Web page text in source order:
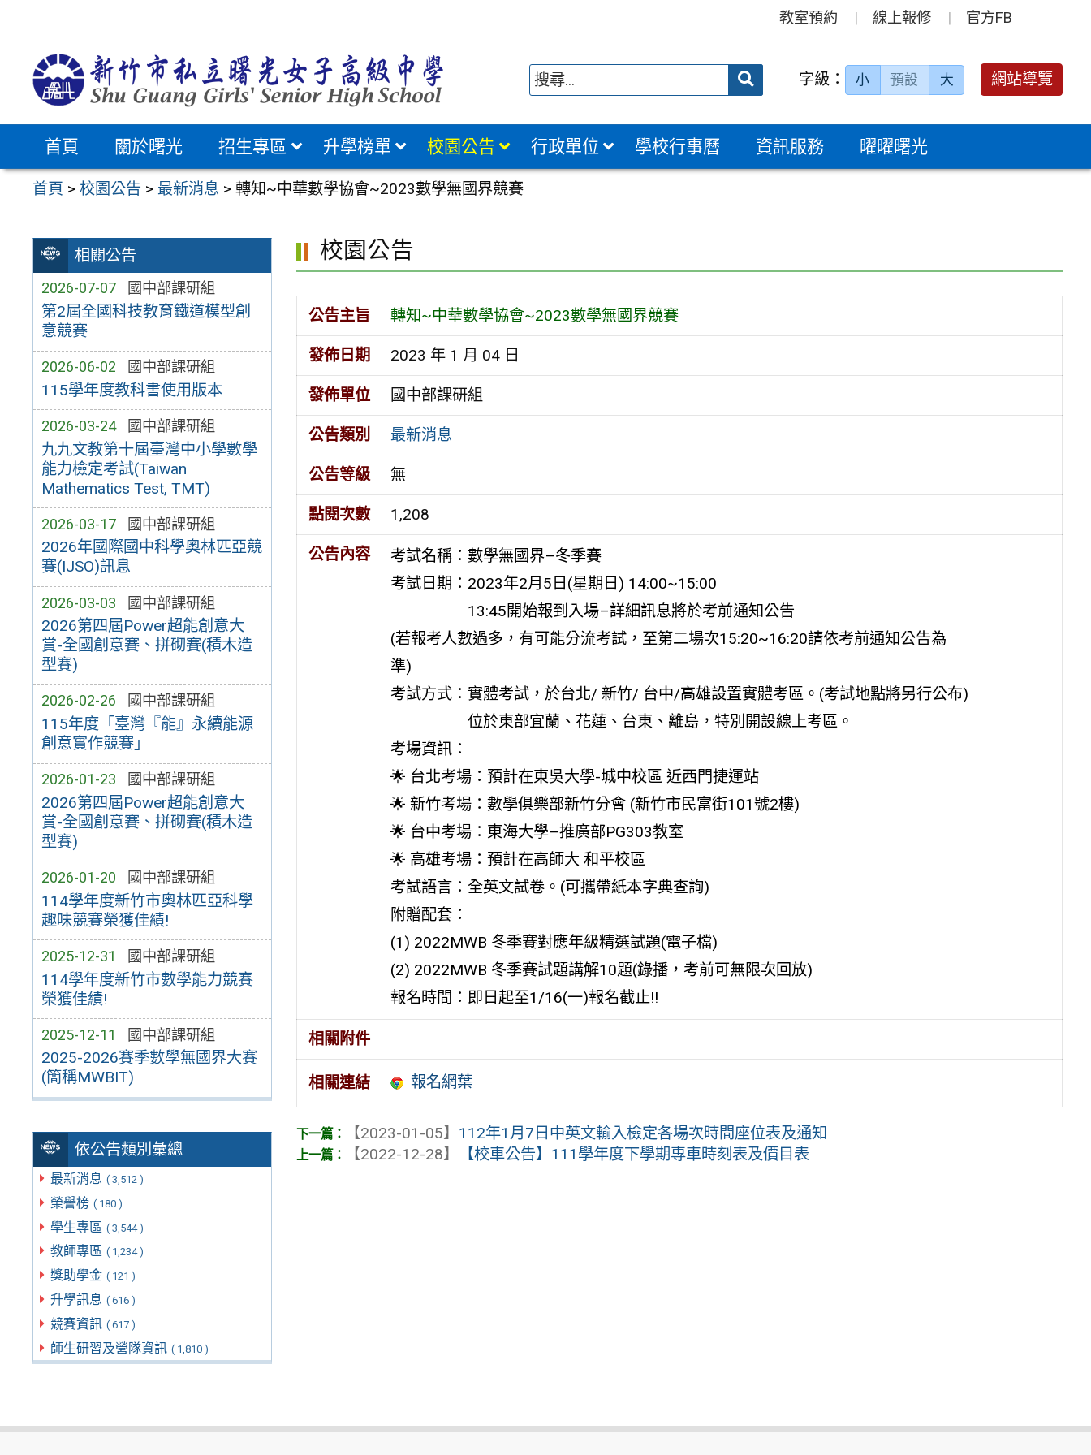
教室預約 線上報修 官方FB
送出 字級： 小 預設 大 網站導覽
首頁 關於曙光 招生專區 升學榜單 校園公告 行政單位 學校行事曆 資訊服務 曜曜曙光
首頁 >校園公告 > 最新消息 >轉知~中華數學協會~2023數學無國界競賽
相關公告
2026-07-07 國中部課研組
第2屆全國科技教育鐵道模型創
意競賽
2026-06-02 國中部課研組
115學年度教科書使用版本
2026-03-24 國中部課研組
九九文教第十屆臺灣中小學數學
能力檢定考試(Taiwan
Mathematics Test, TMT)
2026-03-17 國中部課研組
2026年國際國中科學奧林匹亞競
賽(IJSO)訊息
2026-03-03 國中部課研組
2026第四屆Power超能創意大
賞-全國創意賽、拼砌賽(積木造
型賽)
2026-02-26 國中部課研組
115年度「臺灣『能』永續能源
創意實作競賽」
2026-01-23 國中部課研組
2026第四屆Power超能創意大
賞-全國創意賽、拼砌賽(積木造
型賽)
2026-01-20 國中部課研組
114學年度新竹市奧林匹亞科學
趣味競賽榮獲佳績!
2025-12-31 國中部課研組
114學年度新竹市數學能力競賽
榮獲佳績!
2025-12-11 國中部課研組
2025-2026賽季數學無國界大賽
(簡稱MWBIT)
依公告類別彙總
最新消息 ( 3,512 )
榮譽榜 ( 180 )
學生專區 ( 3,544 )
教師專區 ( 1,234 )
獎助學金 ( 121 )
升學訊息 ( 616 )
競賽資訊 ( 617 )
師生研習及營隊資訊 ( 1,810 )
校園公告
公告主旨 轉知~中華數學協會~2023數學無國界競賽
發佈日期 2023 年 1 月 04 日
發佈單位 國中部課研組
公告類別 最新消息
公告等級 無
點閱次數 1,208
公告內容
考試名稱：數學無國界–冬季賽
考試日期：2023年2月5日(星期日) 14:00~15:00
13:45開始報到入場–詳細訊息將於考前通知公告
(若報考人數過多，有可能分流考試，至第二場次15:20~16:20請依考前通知公告為
準)
考試方式：實體考試，於台北/ 新竹/ 台中/高雄設置實體考區。(考試地點將另行公布)
位於東部宜蘭、花蓮、台東、離島，特別開設線上考區。
考場資訊：
🌟 台北考場：預計在東吳大學-城中校區 近西門捷運站
🌟 新竹考場：數學俱樂部新竹分會 (新竹市民富街101號2樓)
🌟 台中考場：東海大學–推廣部PG303教室
🌟 高雄考場：預計在高師大 和平校區
考試語言：全英文試卷。(可攜帶紙本字典查詢)
附贈配套：
(1) 2022MWB 冬季賽對應年級精選試題(電子檔)
(2) 2022MWB 冬季賽試題講解10題(錄播，考前可無限次回放)
報名時間：即日起至1/16(一)報名截止!!
相關附件
相關連結 報名網葉
【2023-01-05】 112年1月7日中英文輸入檢定各場次時間座位表及通知
【2022-12-28】
【校車公告】111學年度下學期專車時刻表及價目表